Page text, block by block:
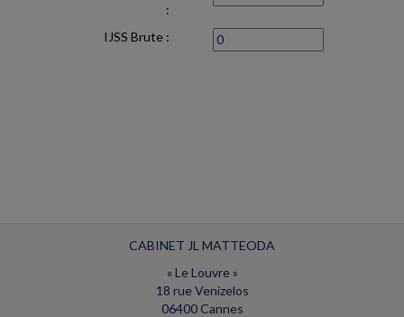
:
IJSS Brute :
CABINET JL MATTEODA
« Le Louvre »
18 rue Venizelos
06400 Cannes